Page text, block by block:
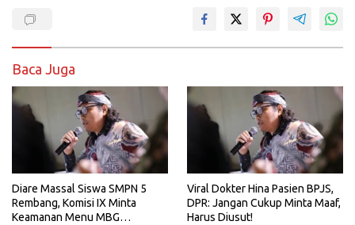
Baca Juga
Diare Massal Siswa SMPN 5
Rembang, Komisi IX Minta
Keamanan Menu MBG
Viral Dokter Hina Pasien BPJS,
DPR: Jangan Cukup Minta Maaf,
Harus Diusut!